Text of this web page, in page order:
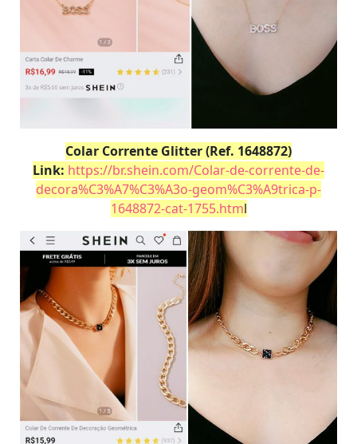
Colar Corrente Glitter (Ref. 1648872)
Link: https://br.shein.com/Colar-de-corrente-de-
decora%C3%A7%C3%A3o-geom%C3%A9trica-p-
1648872-cat-1755.html